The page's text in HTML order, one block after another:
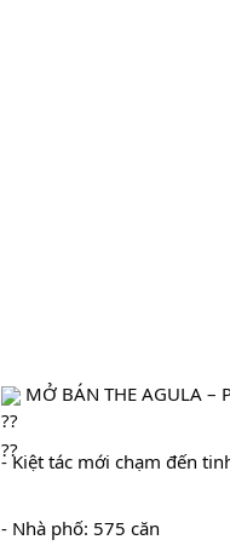
MỞ BÁN THE AGULA –
- Kiệt tác mới chạm đến
- Nhà phố: 575 căn